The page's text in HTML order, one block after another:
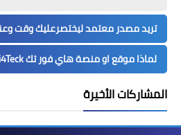
تريد مصدر معتمد ليختصرعليك وقت
لماذا موقع او منصة هاي فور تك Hi4Teck ؟؟؟
المشاركات الأخيرة